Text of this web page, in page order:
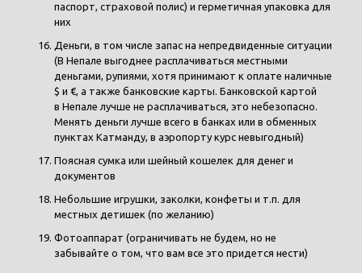
паспорт, страховой полис) и герметичная упаковка для
них
Деньги, в том числе запас на непредвиденные ситуации
(В Непале выгоднее расплачиваться местными
деньгами, рупиями, хотя принимают к оплате наличные
$ и €, а также банковские карты. Банковской картой
в Непале лучше не расплачиваться, это небезопасно.
Менять деньги лучше всего в банках или в обменных
пунктах Катманду, в аэропорту курс невыгодный)
Поясная сумка или шейный кошелек для денег и
документов
Небольшие игрушки, заколки, конфеты и т.п. для
местных детишек (по желанию)
Фотоаппарат (ограничивать не будем, но не
забывайте о том, что вам все это придется нести)